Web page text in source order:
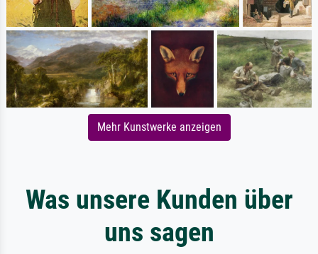
Mehr Kunstwerke anzeigen
Was unsere Kunden über
uns sagen